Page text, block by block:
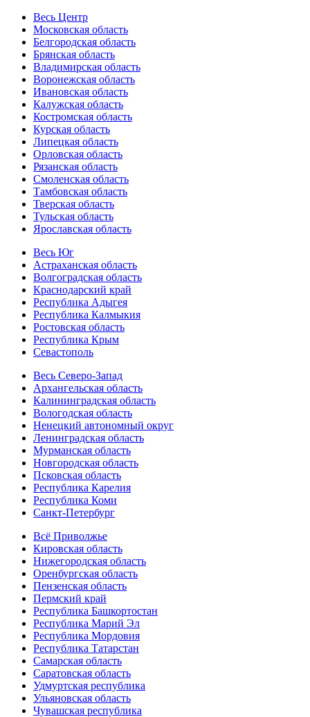
Весь Центр
Московская область
Белгородская область
Брянская область
Владимирская область
Воронежская область
Ивановская область
Калужская область
Костромская область
Курская область
Липецкая область
Орловская область
Рязанская область
Смоленская область
Тамбовская область
Тверская область
Тульская область
Ярославская область
Весь Юг
Астраханская область
Волгоградская область
Краснодарский край
Республика Адыгея
Республика Калмыкия
Ростовская область
Республика Крым
Севастополь
Весь Северо-Запад
Архангельская область
Калининградская область
Вологодская область
Ненецкий автономный округ
Ленинградская область
Мурманская область
Новгородская область
Псковская область
Республика Карелия
Республика Коми
Санкт-Петербург
Всё Приволжье
Кировская область
Нижегородская область
Оренбургская область
Пензенская область
Пермский край
Республика Башкортостан
Республика Марий Эл
Республика Мордовия
Республика Татарстан
Самарская область
Саратовская область
Удмуртская республика
Ульяновская область
Чувашская республика